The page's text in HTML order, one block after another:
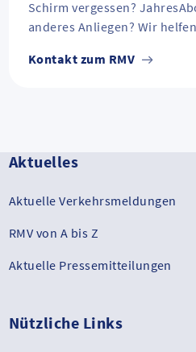
Schirm vergessen?
anderes Anliegen? Wir
Kontakt zum RMV
Aktuelles
Aktuelle Verkehrsmeldungen
RMV von A bis Z
Aktuelle Pressemitteilungen
Nützliche Links